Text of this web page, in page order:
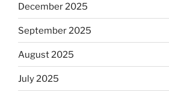
December 2025
September 2025
August 2025
July 2025